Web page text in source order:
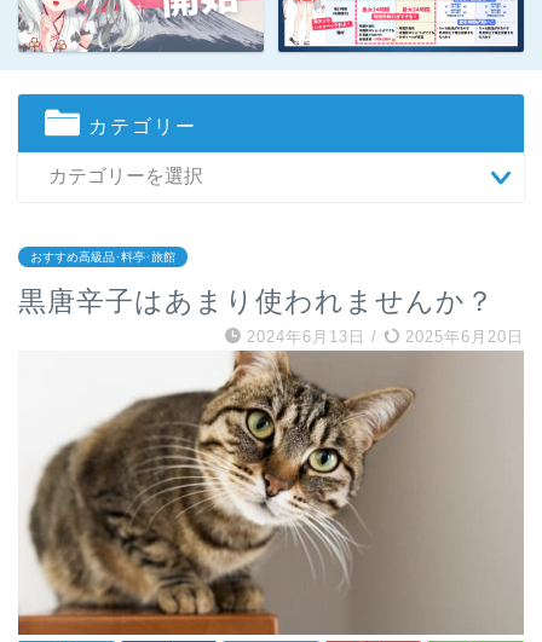
カテゴリー
おすすめ高級品･料亭･旅館
黒唐辛子はあまり使われませんか？
2024年6月13日 / 2025年6月20日